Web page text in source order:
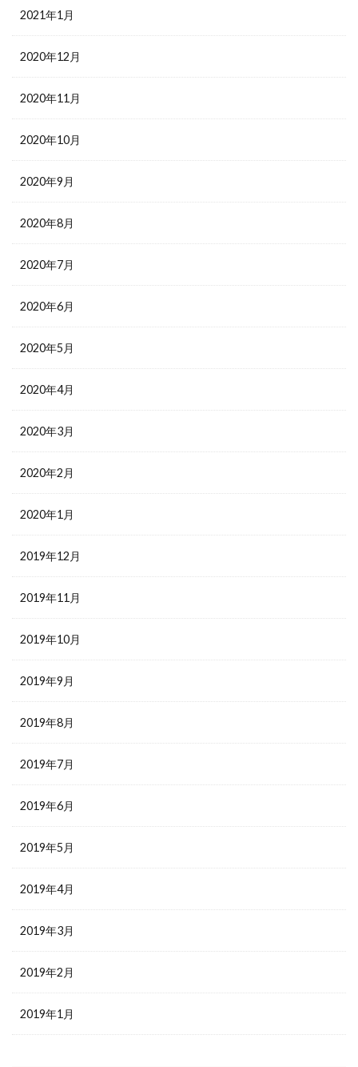
2021年1月
2020年12月
2020年11月
2020年10月
2020年9月
2020年8月
2020年7月
2020年6月
2020年5月
2020年4月
2020年3月
2020年2月
2020年1月
2019年12月
2019年11月
2019年10月
2019年9月
2019年8月
2019年7月
2019年6月
2019年5月
2019年4月
2019年3月
2019年2月
2019年1月